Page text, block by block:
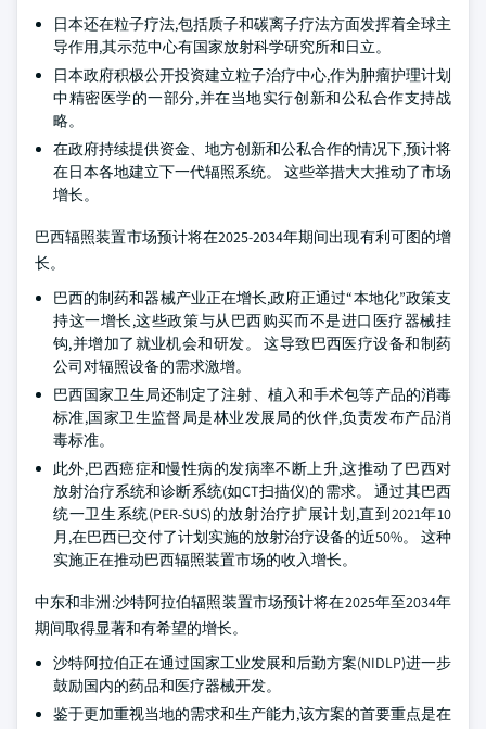
日本还在粒子疗法,包括质子和碳离子疗法方面发挥着全球主
导作用,其示范中心有国家放射科学研究所和日立。
日本政府积极公开投资建立粒子治疗中心,作为肿瘤护理计划
中精密医学的一部分,并在当地实行创新和公私合作支持战
略。
在政府持续提供资金、地方创新和公私合作的情况下,预计将
在日本各地建立下一代辐照系统。 这些举措大大推动了市场
增长。
巴西辐照装置市场预计将在2025-2034年期间出现有利可图的增
长。
巴西的制药和器械产业正在增长,政府正通过“本地化”政策支
持这一增长,这些政策与从巴西购买而不是进口医疗器械挂
钩,并增加了就业机会和研发。 这导致巴西医疗设备和制药
公司对辐照设备的需求激增。
巴西国家卫生局还制定了注射、植入和手术包等产品的消毒
标准,国家卫生监督局是林业发展局的伙伴,负责发布产品消
毒标准。
此外,巴西癌症和慢性病的发病率不断上升,这推动了巴西对
放射治疗系统和诊断系统(如CT扫描仪)的需求。 通过其巴西
统一卫生系统(PER-SUS)的放射治疗扩展计划,直到2021年10
月,在巴西已交付了计划实施的放射治疗设备的近50%。 这种
实施正在推动巴西辐照装置市场的收入增长。
中东和非洲:沙特阿拉伯辐照装置市场预计将在2025年至2034年
期间取得显著和有希望的增长。
沙特阿拉伯正在通过国家工业发展和后勤方案(NIDLP)进一步
鼓励国内的药品和医疗器械开发。
鉴于更加重视当地的需求和生产能力,该方案的首要重点是在